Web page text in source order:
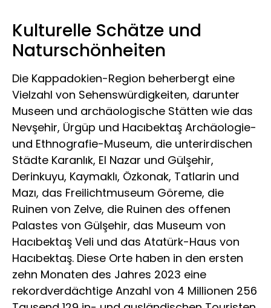
Kulturelle Schätze und
Naturschönheiten
Die Kappadokien-Region beherbergt eine
Vielzahl von Sehenswürdigkeiten, darunter
Museen und archäologische Stätten wie das
Nevşehir, Ürgüp und Hacıbektaş Archäologie-
und Ethnografie-Museum, die unterirdischen
Städte Karanlık, El Nazar und Gülşehir,
Derinkuyu, Kaymaklı, Özkonak, Tatlarin und
Mazı, das Freilichtmuseum Göreme, die
Ruinen von Zelve, die Ruinen des offenen
Palastes von Gülşehir, das Museum von
Hacıbektaş Veli und das Atatürk-Haus von
Hacıbektaş. Diese Orte haben in den ersten
zehn Monaten des Jahres 2023 eine
rekordverdächtige Anzahl von 4 Millionen 256